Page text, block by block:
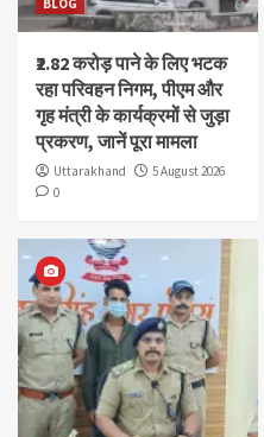
BLOG
₹2.82 करोड़ पाने के लिए भटक
रहा परिवहन निगम, पीएम और
गृह मंत्री के कार्यक्रमों से जुड़ा
प्रकरण, जानें पूरा मामला
Uttarakhand
5 August 2026
0